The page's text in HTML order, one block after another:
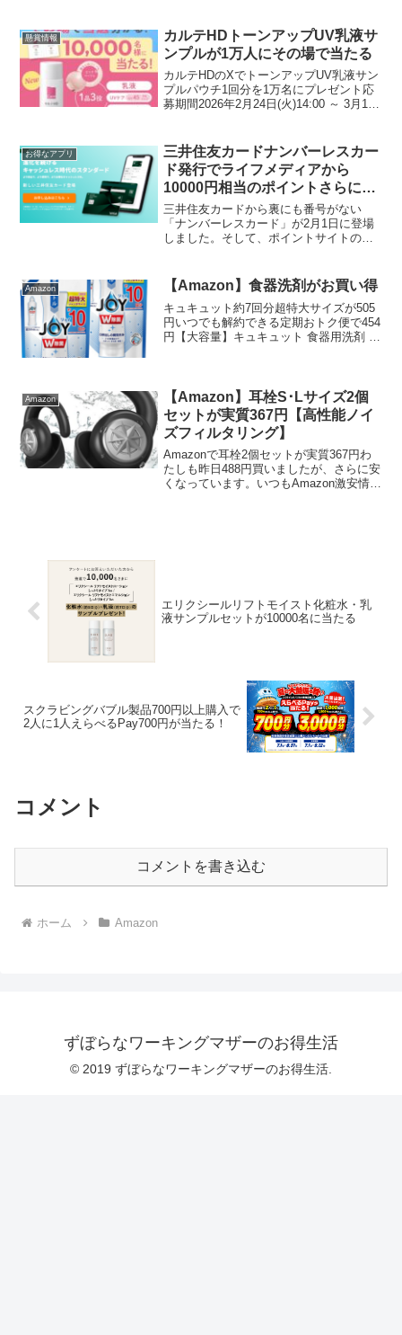
ト（～11/9まで）会員登録はこちら送
料：...
懸賞情報
カルテHDトーンアップUV乳液サ
ンプルが1万人にその場で当たる
カルテHDのXでトーンアップUV乳液サン
プルパウチ1回分を1万名にプレゼント応
募期間2026年2月24日(火)14:00 ～ 3月13
売】うるおい続くUV乳液サンプ...
お得なアプリ
三井住友カードナンバーレスカー
ド発行でライフメディアから
10000円相当のポイントさらにカ
ード会社のキャンペーンで20％還
元
三井住友カードから裏にも番号がない
「ナンバーレスカード」が2月1日に登場
しました。そして、ポイントサイトのラ
す。ライフメディア登録は最後に紹介。
※ECナビは800...
Amazon 【Amazon】食器洗剤がお買い得
キュキュット約7回分超特大サイズが505
円いつでも解約できる定期おトク便で454
円【大容量】キュキュット 食器用洗剤 ク
Amazon
【Amazon】耳栓S･Lサイズ2個
セットが実質367円【高性能ノイ
ズフィルタリング】
Amazonで耳栓2個セットが実質367円わ
たしも昨日488円買いましたが、さらに安
くなっています。いつもAmazon激安情報
エリクシールリフトモイスト化粧水・乳
液サンプルセットが10000名に当たる
スクラビングバブル製品700円以上購入で
2人に1人えらべるPay700円が当たる！
コメント
コメントを書き込む
ホーム Amazon
ずぼらなワーキングマザーのお得生活
© 2019 ずぼらなワーキングマザーのお得生活.